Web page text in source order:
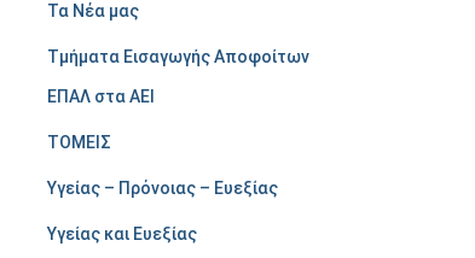
Τα Νέα μας
Τμήματα Εισαγωγής Αποφοίτων
ΕΠΑΛ στα ΑΕΙ
ΤΟΜΕΙΣ
Υγείας – Πρόνοιας – Ευεξίας
Υγείας και Ευεξίας